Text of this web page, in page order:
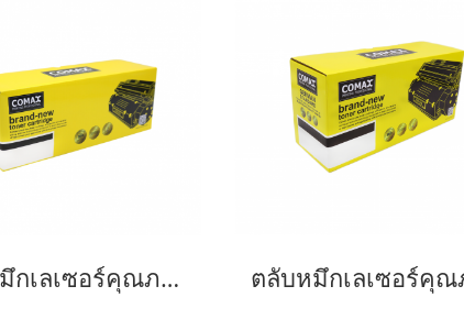
ตลับหมึกเลเซอร์คุณภาพสูงสำหรับ Canon รุ่น 054 BK